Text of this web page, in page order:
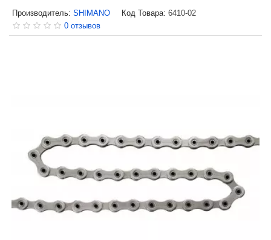
Производитель: SHIMANO Код Товара: 6410-02
0 отзывов